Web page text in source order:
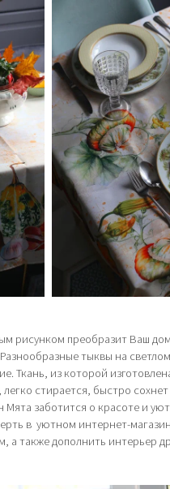
рисунком преобразит Ваш
тыквы на
Ткань, из которой
стирается, быстро
заботится о красоте и
в уютном интернет-
а также дополнить интерьер